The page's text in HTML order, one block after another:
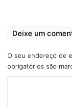
Deixe um
O seu endereço de
obrigatórios são